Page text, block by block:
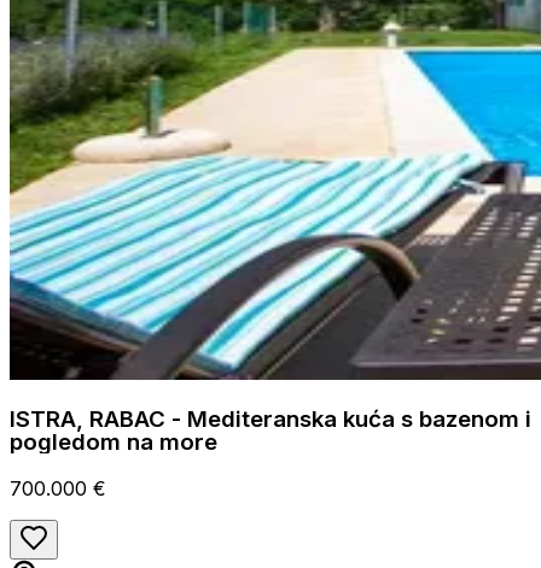
ISTRA, RABAC - Mediteranska kuća s bazenom i
pogledom na more
700.000 €